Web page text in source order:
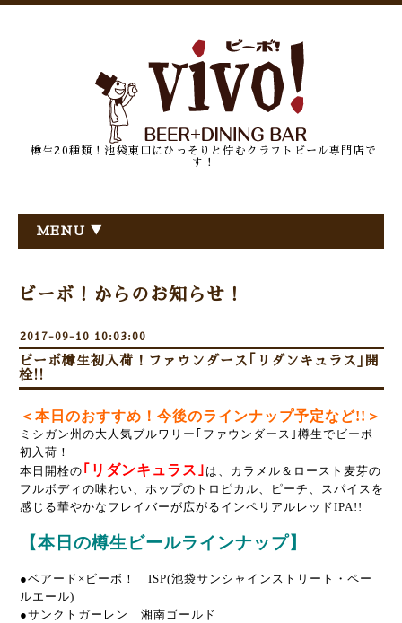
樽生20種類！池袋東口にひっそりと佇むクラフトビール専門店で
す！
MENU ▼
ビーボ！からのお知らせ！
2017-09-10 10:03:00
ビーボ樽生初入荷！ファウンダース｢リダンキュラス｣開
栓!!
＜本日のおすすめ！今後のラインナップ予定など!!＞
ミシガン州の大人気ブルワリー｢ファウンダース｣樽生でビーボ
初入荷！
本日開栓の ｢リダンキュラス｣ は、カラメル＆ロースト麦芽の
フルボディの味わい、ホップのトロピカル、ピーチ、スパイスを
感じる華やかなフレイバーが広がるインペリアルレッドIPA!!
【本日の樽生ビールラインナップ】
●ベアード×ビーボ！ ISP(池袋サンシャインストリート・ペー
ルエール)
●サンクトガーレン 湘南ゴールド